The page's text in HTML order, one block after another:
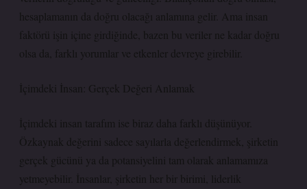
hesaplamanın da doğru olacağı anlamına gelir. Ama insan
faktörü işin içine girdiğinde, bazen bu veriler ne kadar doğru
olsa da, farklı yorumlar ve etkenler devreye girebilir.
İçimdeki İnsan: Gerçek Değeri Anlamak
İçimdeki insan tarafım ise biraz daha farklı düşünüyor.
Özkaynak değerini sadece sayılarla değerlendirmek, şirketin
gerçek gücünü ya da potansiyelini tam olarak anlamamıza
yetmeyebilir. İnsanlar, şirketin her bir birimi, liderlik